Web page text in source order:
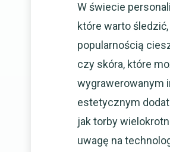
W świecie
które warto
popularnością
czy skóra, które
wygrawerowanym
estetycznym
jak torby
uwagę na